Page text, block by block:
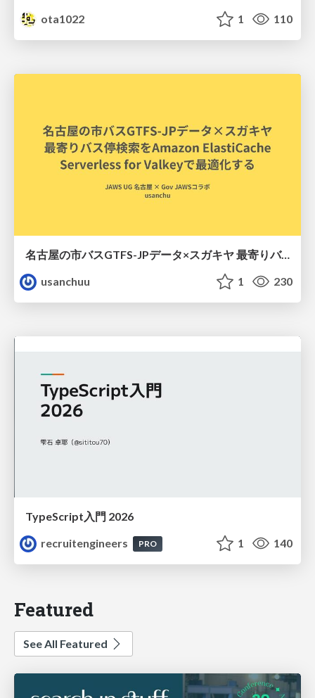
ota1022
1 110
名古屋の市バスGTFS-JPデータ×スガキヤ 最寄りバス停検索をAmazon ElastiCache Serverless for Valkeyで最適化する
usanchuu
1 230
TypeScript入門 2026
recruitengineers
PRO 1 140
Featured
See All Featured